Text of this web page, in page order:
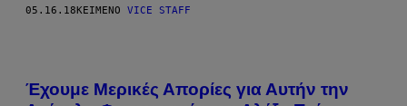
05.16.18ΚΕΊΜΕΝΟ VICE STAFF
Έχουμε Μερικές Απορίες για Αυτήν την